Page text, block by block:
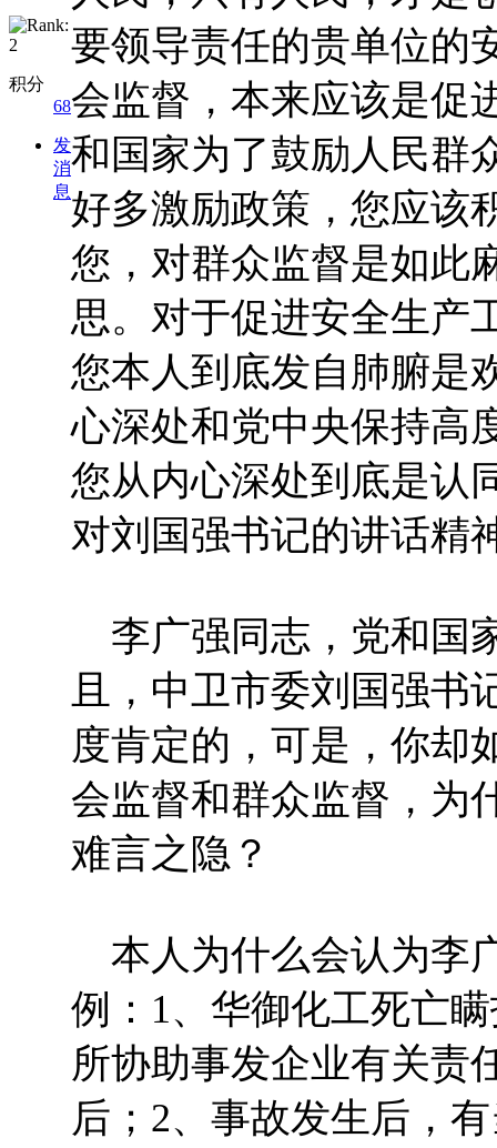
积分
68
发
消
息
要领导责任的贵单位的
会监督，本来应该是促
和国家为了鼓励人民群
好多激励政策，您应该
您，对群众监督是如此
思。对于促进安全生产
您本人到底发自肺腑是
心深处和党中央保持高
您从内心深处到底是认
对刘国强书记的讲话精
李广强同志，党和国
且，中卫市委刘国强书
度肯定的，可是，你却
会监督和群众监督，为
难言之隐？
本人为什么会认为李
例：1、华御化工死亡
所协助事发企业有关责
后；2、事故发生后，